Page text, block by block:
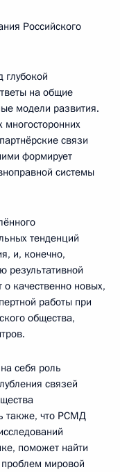
Российского
на общие
модели развития.
многосторонних
связи
формирует
системы
тенденций
и, конечно,
результативной
качественно новых,
работы при
общества,
себя роль
связей
также, что РСМД
поможет найти
мировой